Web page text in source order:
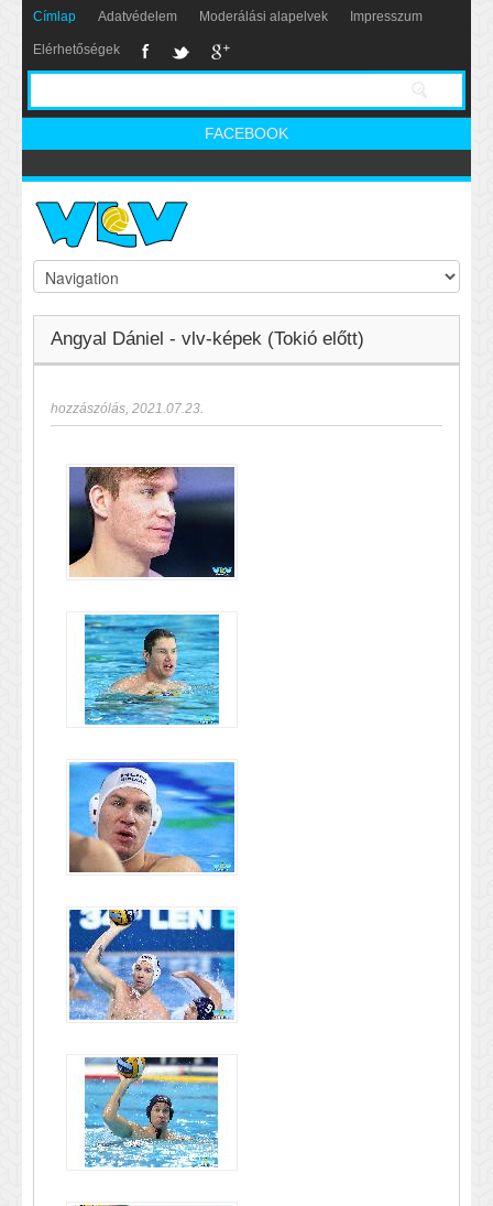
Címlap Adatvédelem Moderálási alapelvek Impresszum
Elérhetőségek
FACEBOOK
Angyal Dániel - vlv-képek (Tokió előtt)
hozzászólás, 2021.07.23.